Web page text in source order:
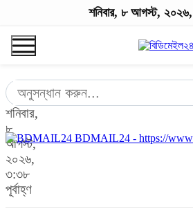
শনিবার,
৮
আগস্ট,
২০২৬,
৩:৩৮
পূর্বাহ্ণ
BDMAIL24 - https://
শনিবার, ৮ আগস্ট, ২০২৬,